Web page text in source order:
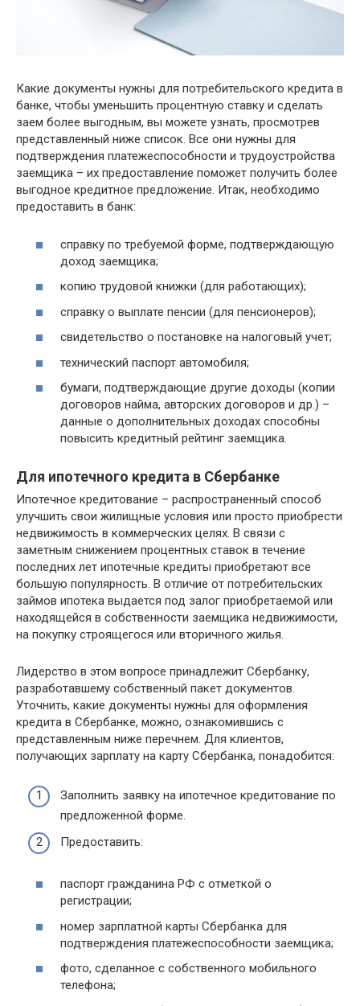
Какие документы нужны для потребительского кредита в
банке, чтобы уменьшить процентную ставку и сделать
заем более выгодным, вы можете узнать, просмотрев
представленный ниже список. Все они нужны для
подтверждения платежеспособности и трудоустройства
заемщика – их предоставление поможет получить более
выгодное кредитное предложение. Итак, необходимо
предоставить в банк:
справку по требуемой форме, подтверждающую
доход заемщика;
копию трудовой книжки (для работающих);
справку о выплате пенсии (для пенсионеров);
свидетельство о постановке на налоговый учет;
технический паспорт автомобиля;
бумаги, подтверждающие другие доходы (копии
договоров найма, авторских договоров и др.) –
данные о дополнительных доходах способны
повысить кредитный рейтинг заемщика.
Для ипотечного кредита в Сбербанке
Ипотечное кредитование – распространенный способ
улучшить свои жилищные условия или просто приобрести
недвижимость в коммерческих целях. В связи с
заметным снижением процентных ставок в течение
последних лет ипотечные кредиты приобретают все
большую популярность. В отличие от потребительских
займов ипотека выдается под залог приобретаемой или
находящейся в собственности заемщика недвижимости,
на покупку строящегося или вторичного жилья.
Лидерство в этом вопросе принадлежит Сбербанку,
разработавшему собственный пакет документов.
Уточнить, какие документы нужны для оформления
кредита в Сбербанке, можно, ознакомившись с
представленным ниже перечнем. Для клиентов,
получающих зарплату на карту Сбербанка, понадобится:
Заполнить заявку на ипотечное кредитование по
предложенной форме.
Предоставить:
паспорт гражданина РФ с отметкой о
регистрации;
номер зарплатной карты Сбербанка для
подтверждения платежеспособности заемщика;
фото, сделанное с собственного мобильного
телефона;